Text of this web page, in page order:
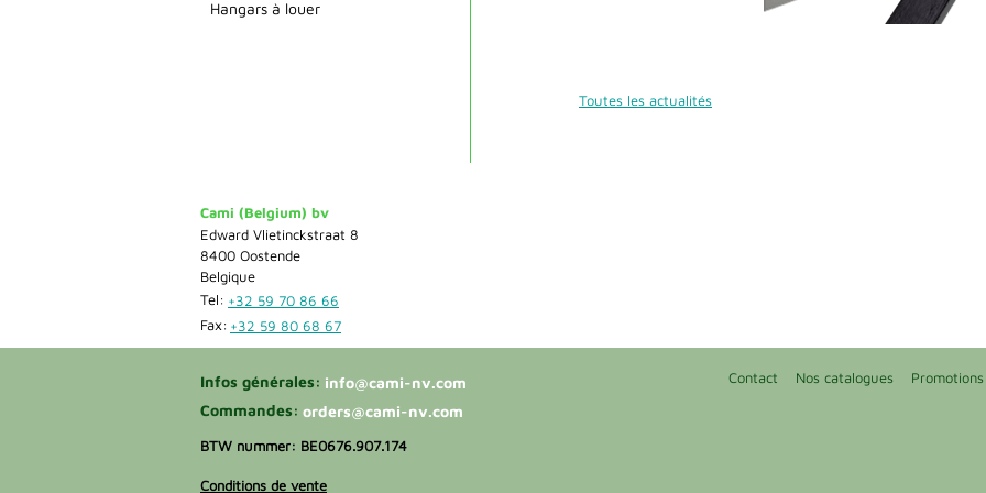
Toutes les actualités
Hangars à louer
Cami (Belgium) bv
Edward Vlietinckstraat 8
8400 Oostende
Belgique
Tel: +32 59 70 86 66
Fax: +32 59 80 68 67
Infos générales: info@cami-nv.com
Commandes:orders@cami-nv.com
Contact Nos catalogues Promotions
BTW nummer: BE0676.907.174
Conditions de vente